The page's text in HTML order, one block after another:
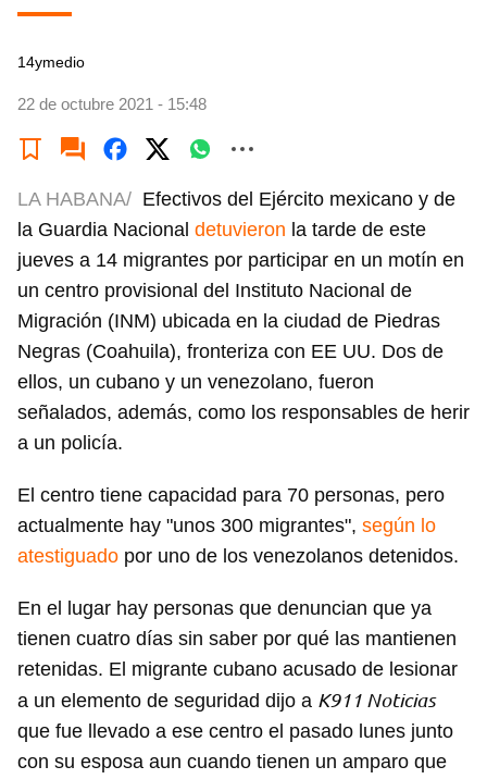
14ymedio
22 de octubre 2021 - 15:48
LA HABANA/ Efectivos del Ejército mexicano y de
la Guardia Nacional detuvieron la tarde de este
jueves a 14 migrantes por participar en un motín en
un centro provisional del Instituto Nacional de
Migración (INM) ubicada en la ciudad de Piedras
Negras (Coahuila), fronteriza con EE UU. Dos de
ellos, un cubano y un venezolano, fueron
señalados, además, como los responsables de herir
a un policía.
El centro tiene capacidad para 70 personas, pero
actualmente hay "unos 300 migrantes", según lo
atestiguado por uno de los venezolanos detenidos.
En el lugar hay personas que denuncian que ya
tienen cuatro días sin saber por qué las mantienen
retenidas. El migrante cubano acusado de lesionar
a un elemento de seguridad dijo a K911 Noticias
que fue llevado a ese centro el pasado lunes junto
con su esposa aun cuando tienen un amparo que